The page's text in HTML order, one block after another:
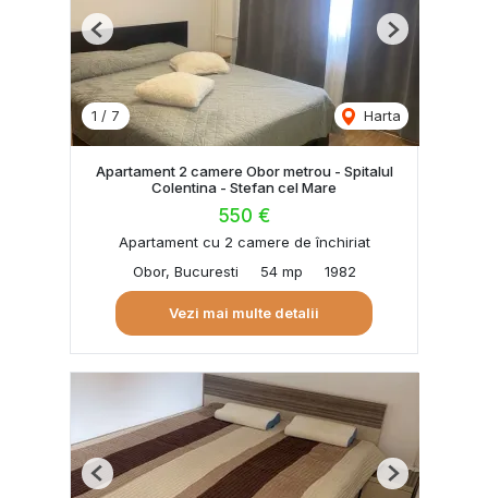
1 / 7 Harta
Previous Next
Apartament 2 camere Obor metrou - Spitalul
Colentina - Stefan cel Mare
550 €
Apartament cu 2 camere de închiriat
Obor, Bucuresti
54 mp 1982
Vezi mai multe detalii
Previous Next